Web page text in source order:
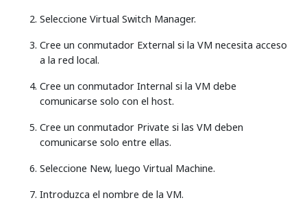
Seleccione Virtual Switch Manager.
Cree un conmutador External si la VM necesita acceso
a la red local.
Cree un conmutador Internal si la VM debe
comunicarse solo con el host.
Cree un conmutador Private si las VM deben
comunicarse solo entre ellas.
Seleccione New, luego Virtual Machine.
Introduzca el nombre de la VM.